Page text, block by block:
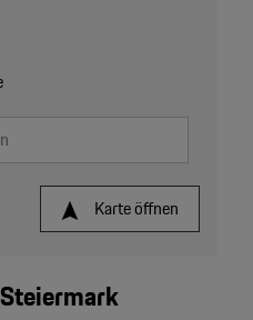
Karte öffnen